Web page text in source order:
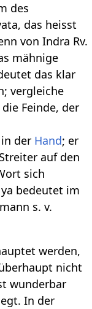
des
das heisst
von Indra Rv.
mähnige
das klar
vergleiche
Feinde, der
der Hand; er
auf den
sich
bedeutet im
s. v.
werden,
nicht
wunderbar
In der